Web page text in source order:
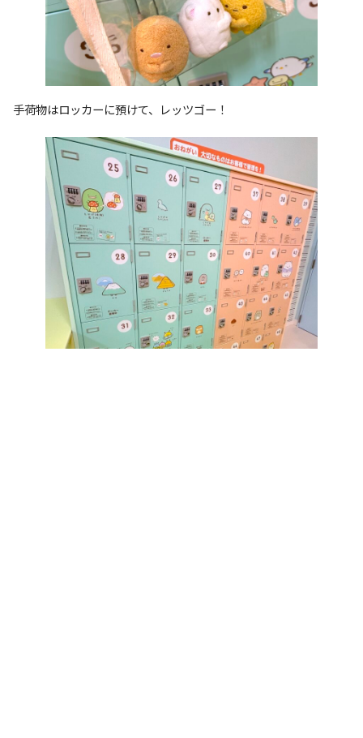
手荷物はロッカーに預けて、レッツゴー！